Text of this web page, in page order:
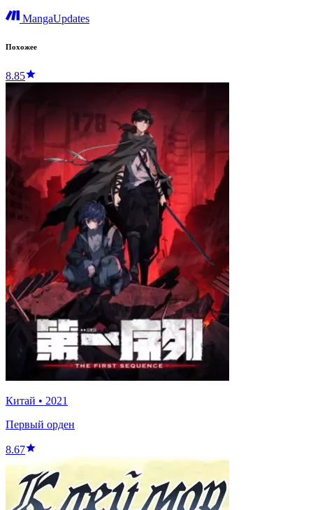
MangaUpdates
Похожее
8.85
Китай • 2021
Первый орден
8.67